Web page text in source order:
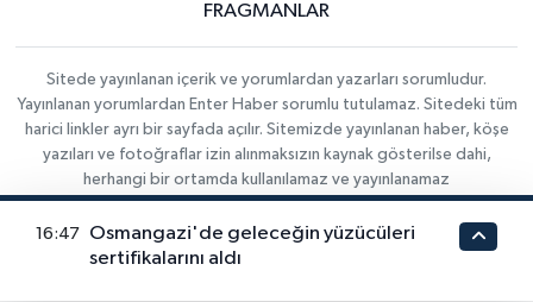
FRAGMANLAR
Sitede yayınlanan içerik ve yorumlardan yazarları sorumludur.
Yayınlanan yorumlardan Enter Haber sorumlu tutulamaz. Sitedeki tüm
harici linkler ayrı bir sayfada açılır. Sitemizde yayınlanan haber, köşe
yazıları ve fotoğraflar izin alınmaksızın kaynak gösterilse dahi,
herhangi bir ortamda kullanılamaz ve yayınlanamaz
Gizlilik Sözleşmesi
İletişim
Haber Yazılımı:
16:47
Osmangazi'de geleceğin yüzücüleri
sertifikalarını aldı